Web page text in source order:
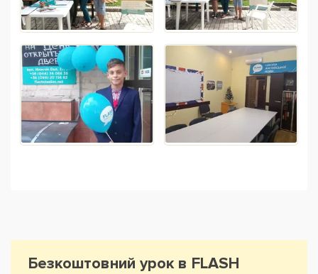
Безкоштовний урок в FLASH